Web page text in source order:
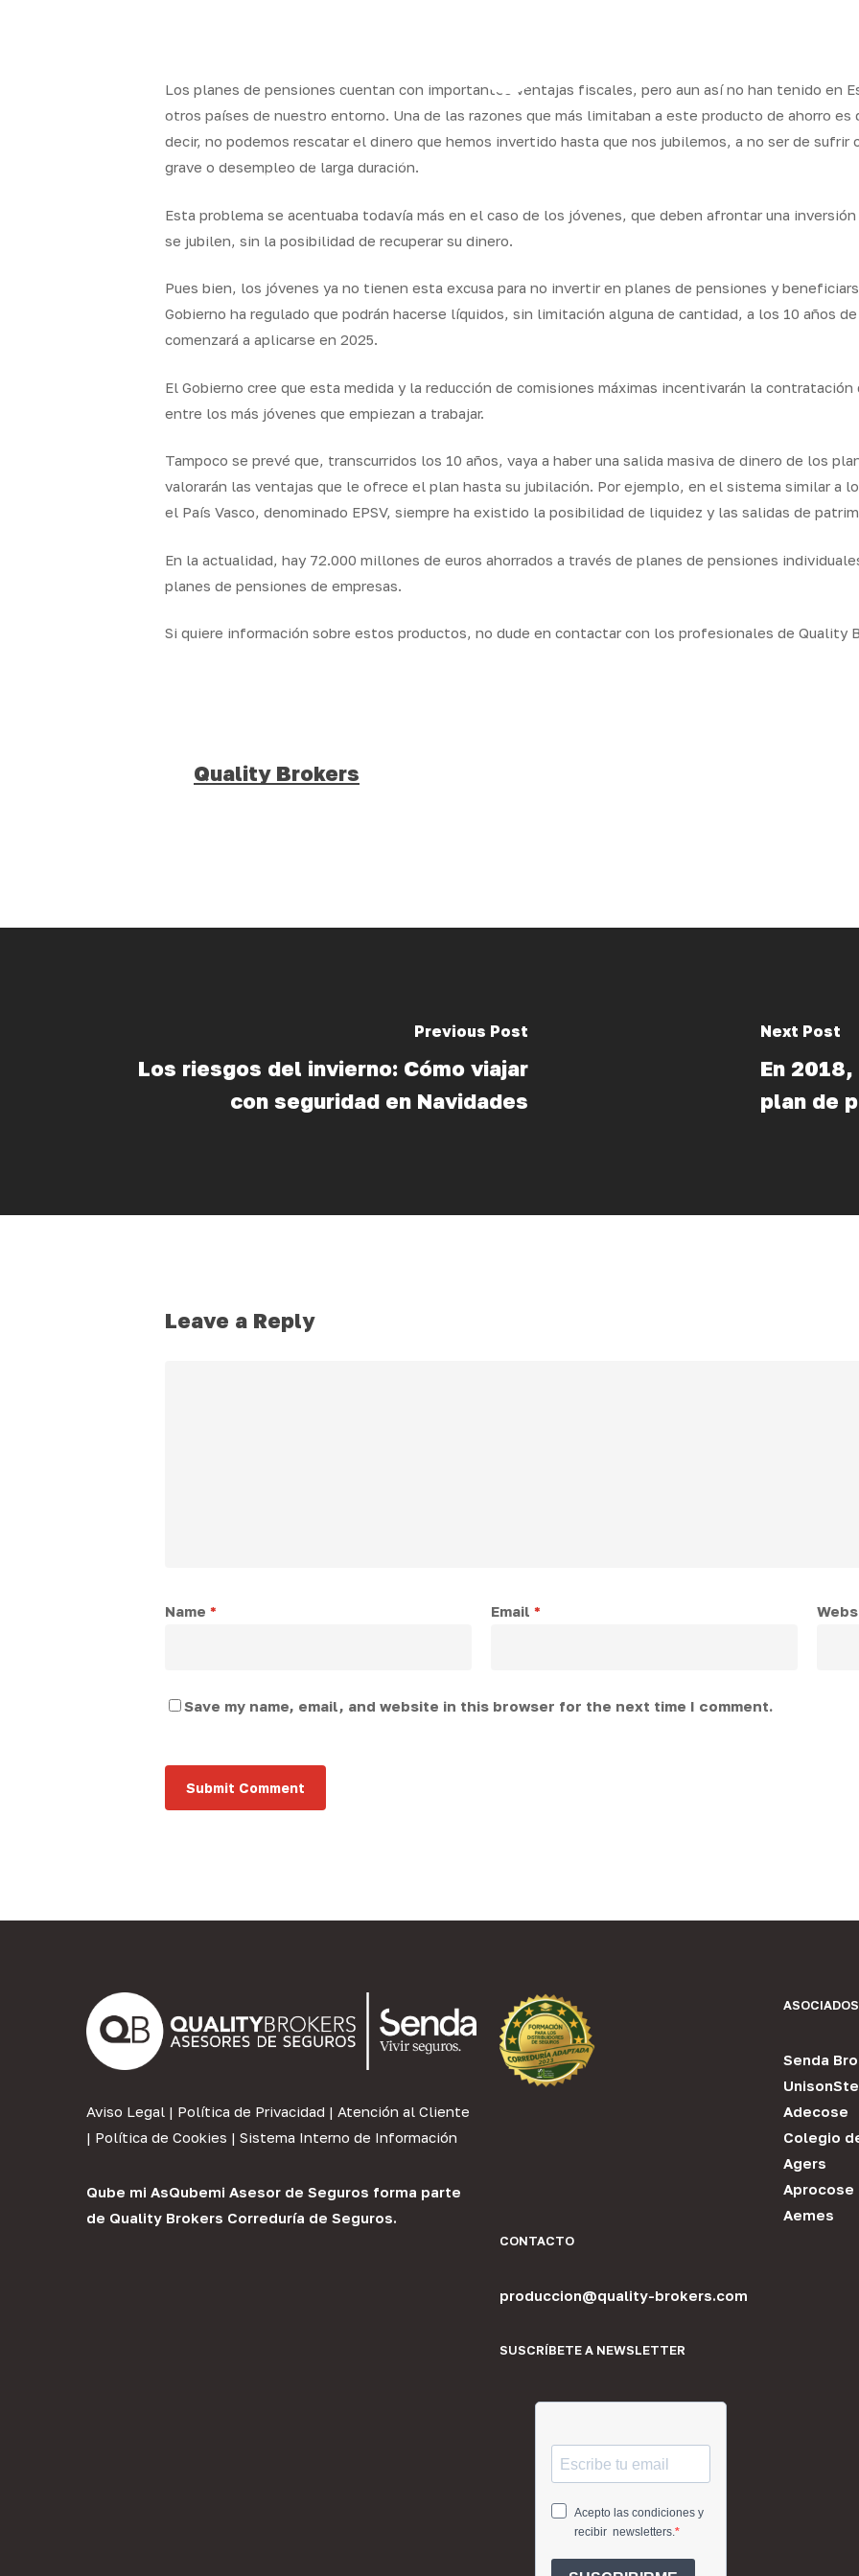
Brokers
particulares
Los planes de pensiones cuentan con importantes ventajas fiscales, pero aun así no han tenido en
otros países de nuestro entorno. Una de las razones que más limitaban a este producto de ahorro
decir, no podemos rescatar el dinero que hemos invertido hasta que nos jubilemos, a no ser de
grave o desempleo de larga duración.
Esta problema se acentuaba todavía más en el caso de los jóvenes, que deben afrontar una
se jubilen, sin la posibilidad de recuperar su dinero.
Pues bien, los jóvenes ya no tienen esta excusa para no invertir en planes de pensiones y
Gobierno ha regulado que podrán hacerse líquidos, sin limitación alguna de cantidad, a los 10 años
comenzará a aplicarse en 2025.
El Gobierno cree que esta medida y la reducción de comisiones máximas incentivarán la
entre los más jóvenes que empiezan a trabajar.
Tampoco se prevé que, transcurridos los 10 años, vaya a haber una salida masiva de dinero de los
valorarán las ventajas que le ofrece el plan hasta su jubilación. Por ejemplo, en el sistema similar a
el País Vasco, denominado EPSV, siempre ha existido la posibilidad de liquidez y las salidas de
En la actualidad, hay 72.000 millones de euros ahorrados a través de planes de pensiones
planes de pensiones de empresas.
Si quiere información sobre estos productos, no dude en contactar con los profesionales de Quality
Quality Brokers
Previous Post
Los riesgos del invierno: Cómo viajar
con seguridad en Navidades
Next Post
En
plan de
Leave a Reply
Name * Email *
Save my name, email, and website in this browser for the next time I comment.
Aviso Legal | Política de Privacidad | Atención al Cliente
| Política de Cookies | Sistema Interno de Información
Qube mi AsQubemi Asesor de Seguros forma parte
de Quality Brokers Correduría de Seguros.
Senda
Adecose
Colegio
Agers
Aprocose
Aemes
CONTACTO
produccion@quality-brokers.com
SUSCRÍBETE A NEWSLETTER